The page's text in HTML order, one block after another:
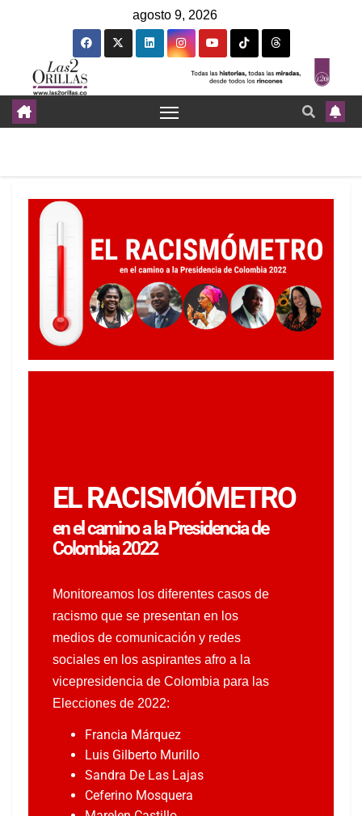
agosto 9, 2026
EL RACISMÓMETRO
en el camino a la Presidencia de
Colombia 2022​
Monitoreamos los diferentes casos de
racismo que se presentan en los
medios de comunicación y redes
sociales en los aspirantes afro a la
vicepresidencia de Colombia para las
Elecciones de 2022:
Francia Márquez
Luis Gilberto Murillo
Sandra De Las Lajas
Ceferino Mosquera